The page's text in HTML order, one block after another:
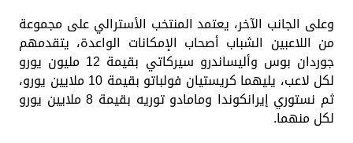
وعلى الجانب الآخر، يعتمد المنتخب الأسترالي على مجموعة
من اللاعبين الشباب أصحاب الإمكانات الواعدة، يتقدمهم
جوردان بوس وأليساندرو سيركاتي بقيمة 12 مليون يورو
لكل لاعب، يليهما كريستيان فولباتو بقيمة 10 ملايين يورو،
ثم نستوري إيرانكوندا ومامادو توريه بقيمة 8 ملايين يورو
لكل منهما.